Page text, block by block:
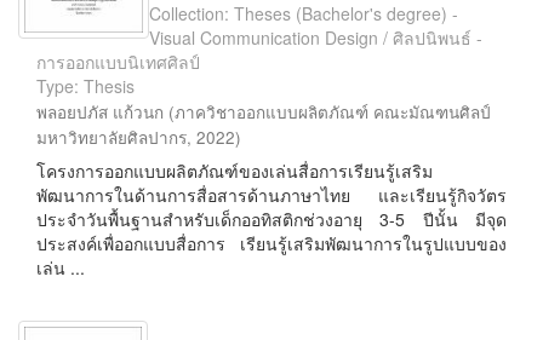
Collection: Theses (Bachelor's degree) -
Visual Communication Design / ศิลปนิพนธ์ -
การออกแบบนิเทศศิลป์
Type: Thesis
พลอยปภัส แก้วนก (ภาควิชาออกแบบผลิตภัณฑ์ คณะมัณฑนศิลป์
มหาวิทยาลัยศิลปากร, 2022)
โครงการออกแบบผลิตภัณฑ์ของเล่นสื่อการเรียนรู้เสริม
พัฒนาการในด้านการสื่อสารด้านภาษาไทย และเรียนรู้กิจวัตร
ประจำวันพื้นฐานสำหรับเด็กออทิสติกช่วงอายุ 3-5 ปีนั้น มีจุด
ประสงค์เพื่ออกแบบสื่อการ เรียนรู้เสริมพัฒนาการในรูปแบบของ
เล่น ...